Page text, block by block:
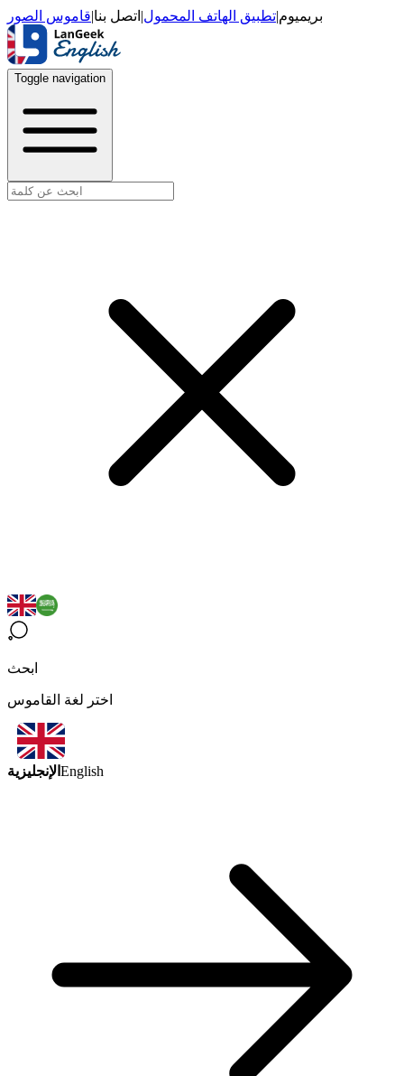
بريميوم|تطبيق الهاتف المحمول| اتصل بنا|قاموس الصور
Toggle navigation
ابحث
اختر لغة القاموس
الإنجليزية English